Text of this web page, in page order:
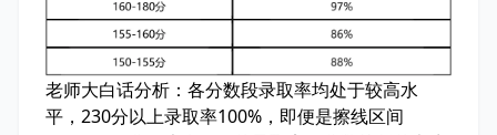
老师大白话分析： 各分数段录取率均处于较高水
平，230分以上录取率100%，即便是擦线区间